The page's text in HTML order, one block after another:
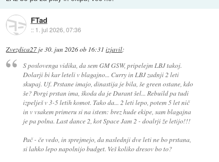
FTad
:: 1. jul 2026, 07:36
Zvezdica27 je30. jun 2026 ob 16:31 izjavil:
S poslovenga vidika, da sem GM GSW, pripelejm LBJ takoj.
Dolarji bi kar leteli v blagajno... Curry in LBJ zadnji 2 leti
skupaj. Uf. Prstane imajo, dinastija je bila, še green ostane, kdo
še? Porgi prstan ima, škoda da je Durant šel... Rebuild pa tudi
izpelješ v 3-5 letih komot. Tako da... 2 leti lepo, potem 5 let nič
in v vsakem primeru si na istem: brez hude ekipe, sam blagajna
je pa polna. Last dance 2, kot Space Jam 2 - doalrji že letijo!!!
Pač - če vedo, in sprejmejo, da naslednji dve leti ne bo prstana,
si lahko lepo napolnijo budget. Veš koliko dresov bo to?